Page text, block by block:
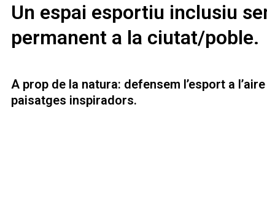
Un espai esportiu inclusiu
permanent a la ciutat/poble.
A prop de la natura: defensem l’esport a
paisatges inspiradors.